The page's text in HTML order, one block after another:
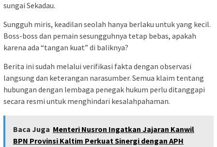
sungai Sekadau.
Sungguh miris, keadilan seolah hanya berlaku untuk yang kecil.
Boss-boss dan pemain sesungguhnya tetap bebas, apakah
karena ada “tangan kuat” di baliknya?
Berita ini sudah melalui verifikasi fakta dengan observasi
langsung dan keterangan narasumber. Semua klaim tentang
hubungan dengan lembaga penegak hukum perlu ditanggapi
secara resmi untuk menghindari kesalahpahaman.
Baca Juga Menteri Nusron Ingatkan Jajaran Kanwil
BPN Provinsi Kaltim Perkuat Sinergi dengan APH